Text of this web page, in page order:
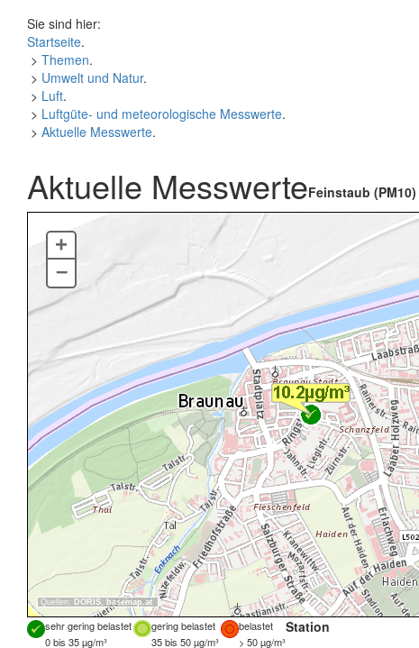
Sie sind hier:
Startseite.
> Themen.
> Umwelt und Natur.
> Luft.
> Luftgüte- und meteorologische Messwerte.
> Aktuelle Messwerte.
Aktuelle MesswerteFeinstaub (PM10)
Quellen: DORIS, basemap.at
+
–
sehr gering belastet gering belastet
belastet
0 bis 35 µg/m³
35 bis 50 µg/m³ > 50 µg/m³
Station